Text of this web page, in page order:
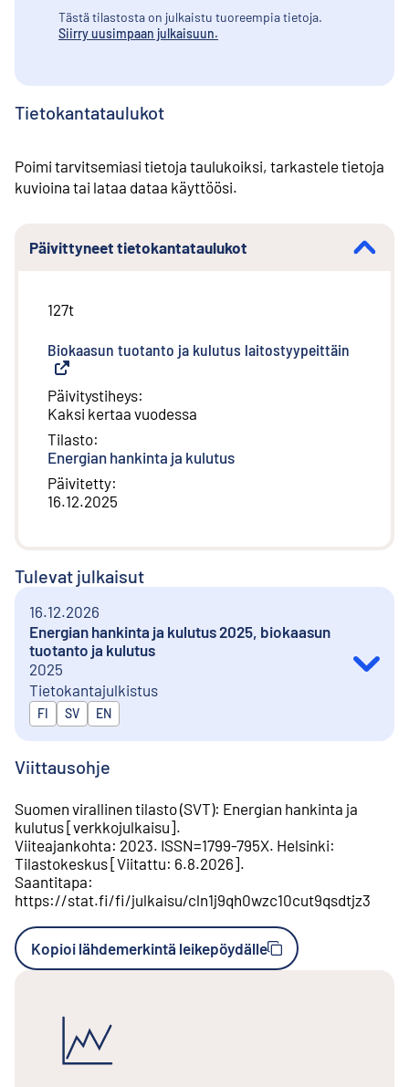
Tästä tilastosta on julkaistu tuoreempia tietoja.
Siirry uusimpaan julkaisuun.
Tietokantataulukot
Poimi tarvitsemiasi tietoja taulukoiksi, tarkastele tietoja
kuvioina tai lataa dataa käyttöösi.
Päivittyneet tietokantataulukot
127t
Biokaasun tuotanto ja kulutus laitostyypeittäin
Päivitystiheys:
Kaksi kertaa vuodessa
Tilasto:
Energian hankinta ja kulutus
Päivitetty:
16.12.2025
Tulevat julkaisut
16.12.2026
Energian hankinta ja kulutus 2025, biokaasun
tuotanto ja kulutus
2025
Tietokantajulkistus
Julkaistaan kielillä
FI SV EN
Viittausohje
Suomen virallinen tilasto (SVT): Energian hankinta ja
kulutus [verkkojulkaisu].
Viiteajankohta: 2023. ISSN=1799-795X. Helsinki:
Tilastokeskus [Viitattu: 6.8.2026].
Saantitapa:
https://stat.fi/fi/julkaisu/cln1j9qh0wzc10cut9qsdtjz3
Kopioi lähdemerkintä leikepöydälle